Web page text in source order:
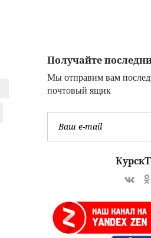
Получайте
Мы отправим вам
почтовый ящик